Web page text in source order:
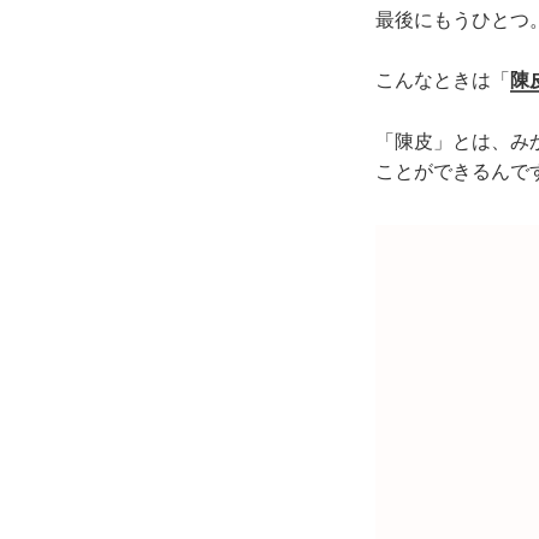
最後にもうひとつ
こんなときは「 陳
「陳皮」とは、
ことができるんで